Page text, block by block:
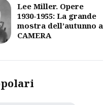
Lee Miller. Opere
1930-1955: La grande
mostra dell’autunno a
CAMERA